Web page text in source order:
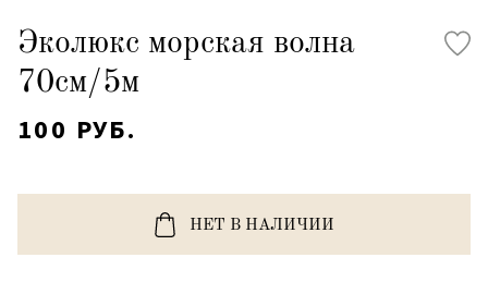
Эколюкс морская волна
70см/5м
100 РУБ.
НЕТ В НАЛИЧИИ